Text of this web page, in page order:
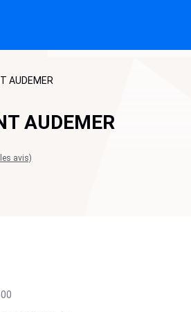
AUDEMER
AUDEMER
avis)